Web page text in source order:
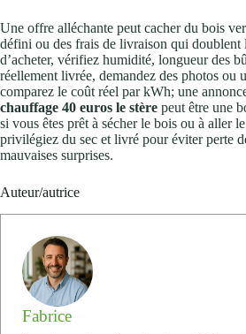
Une offre alléchante peut cacher du bois
défini ou des frais de livraison qui doublent
d’acheter, vérifiez humidité, longueur des
réellement livrée, demandez des photos ou
comparez le coût réel par kWh; une
chauffage 40 euros le stère peut être une
si vous êtes prêt à sécher le bois ou à aller
privilégiez du sec et livré pour éviter perte
mauvaises surprises.
Auteur/autrice
Fabrice